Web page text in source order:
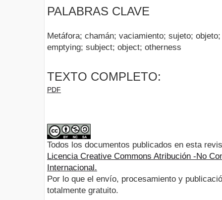
PALABRAS CLAVE
Metáfora; chamán; vaciamiento; sujeto;
emptying; subject; object; otherness
TEXTO COMPLETO:
PDF
Todos los documentos publicados en esta
Licencia Creative Commons Atribución -No
Internacional.
Por lo que el envío, procesamiento y
totalmente gratuito.